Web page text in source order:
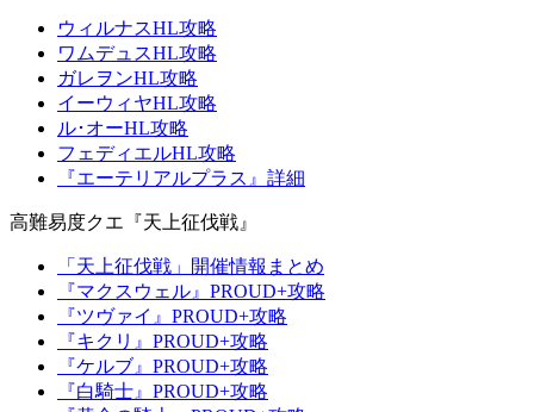
ウィルナスHL攻略
ワムデュスHL攻略
ガレヲンHL攻略
イーウィヤHL攻略
ル･オーHL攻略
フェディエルHL攻略
『エーテリアルプラス』詳細
高難易度クエ『天上征伐戦』
「天上征伐戦」開催情報まとめ
『マクスウェル』PROUD+攻略
『ツヴァイ』PROUD+攻略
『キクリ』PROUD+攻略
『ケルブ』PROUD+攻略
『白騎士』PROUD+攻略